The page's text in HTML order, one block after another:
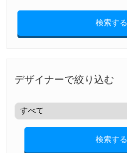
検索する
デザイナーで絞り込む
検索する